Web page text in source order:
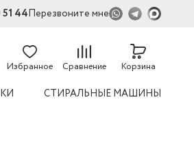
44Перезвоните мне
Избранное Сравнение
54
Корзина
СТИРАЛЬНЫЕ МАШИНЫ